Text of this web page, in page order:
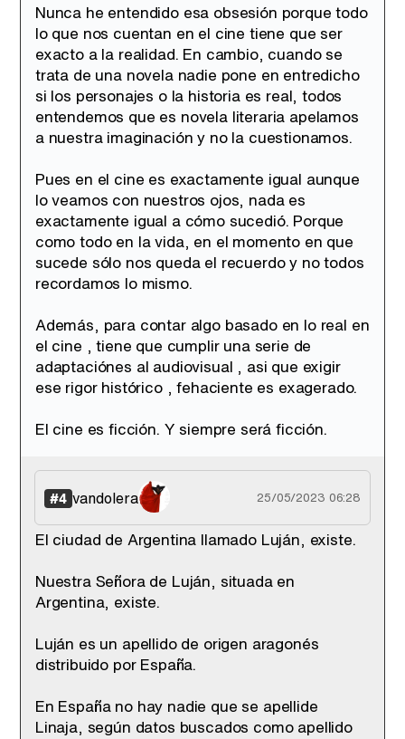
Nunca he entendido esa obsesión porque todo
lo que nos cuentan en el cine tiene que ser
exacto a la realidad. En cambio, cuando se
trata de una novela nadie pone en entredicho
si los personajes o la historia es real, todos
entendemos que es novela literaria apelamos
a nuestra imaginación y no la cuestionamos.
Pues en el cine es exactamente igual aunque
lo veamos con nuestros ojos, nada es
exactamente igual a cómo sucedió. Porque
como todo en la vida, en el momento en que
sucede sólo nos queda el recuerdo y no todos
recordamos lo mismo.
Además, para contar algo basado en lo real en
el cine , tiene que cumplir una serie de
adaptaciónes al audiovisual , asi que exigir
ese rigor histórico , fehaciente es exagerado.
El cine es ficción. Y siempre será ficción.
#4 vandolera 25/05/2023 06:28
El ciudad de Argentina llamado Luján, existe.
Nuestra Señora de Luján, situada en
Argentina, existe.
Luján es un apellido de origen aragonés
distribuido por España.
En España no hay nadie que se apellide
Linaja, según datos buscados como apellido